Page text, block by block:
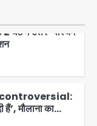
मौलाना का
BJP विधायक ने